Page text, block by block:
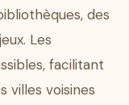
des
Les
facilitant
villes voisines